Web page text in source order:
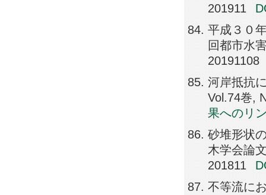
201911
平成３０
回都市水
20191108
河岸抵抗
Vol.74巻,
果へのリ
砂堆形状
木学会論
201811
不等流に